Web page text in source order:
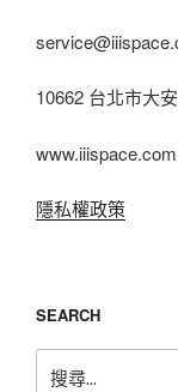
10662 台北市大
www.iiispace.com
隱私權政策
SEARCH